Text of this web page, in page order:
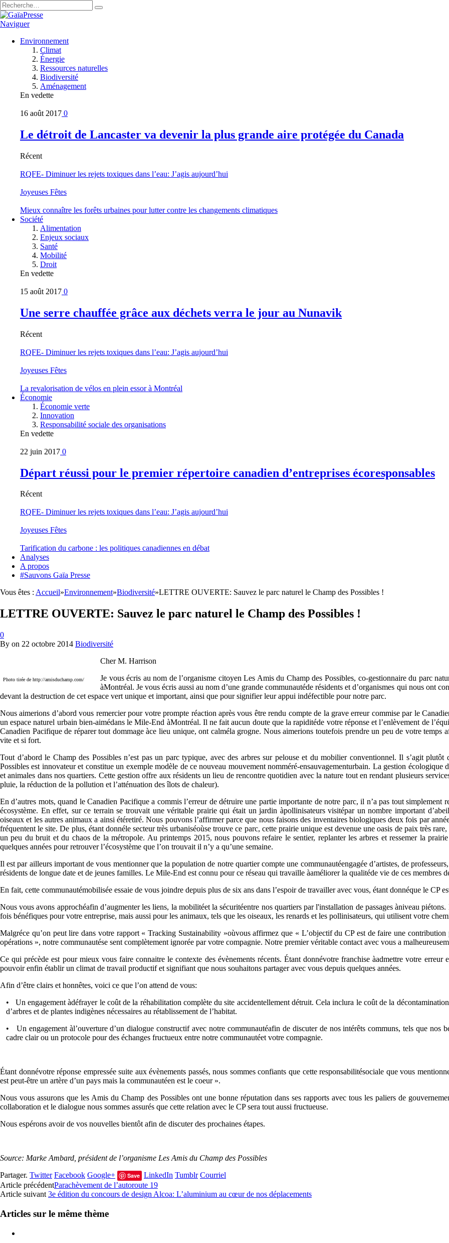
Naviguer
Environnement
Climat
Énergie
Ressources naturelles
Biodiversité
Aménagement
En vedette
16 août 2017 0
Le détroit de Lancaster va devenir la plus grande aire protégée du Canada
Récent
RQFE- Diminuer les rejets toxiques dans l’eau: J’agis aujourd’hui
Joyeuses Fêtes
Mieux connaître les forêts urbaines pour lutter contre les changements climatiques
Société
Alimentation
Enjeux sociaux
Santé
Mobilité
Droit
En vedette
15 août 2017 0
Une serre chauffée grâce aux déchets verra le jour au Nunavik
Récent
RQFE- Diminuer les rejets toxiques dans l’eau: J’agis aujourd’hui
Joyeuses Fêtes
La revalorisation de vélos en plein essor à Montréal
Économie
Économie verte
Innovation
Responsabilité sociale des organisations
En vedette
22 juin 2017 0
Départ réussi pour le premier répertoire canadien d’entreprises écoresponsables
Récent
RQFE- Diminuer les rejets toxiques dans l’eau: J’agis aujourd’hui
Joyeuses Fêtes
Tarification du carbone : les politiques canadiennes en débat
Analyses
A propos
#Sauvons Gaïa Presse
Vous êtes : Accueil»Environnement»Biodiversité»LETTRE OUVERTE: Sauvez le parc naturel le Champ des Possibles !
LETTRE OUVERTE: Sauvez le parc naturel le Champ des Possibles !
0
By on 22 octobre 2014 Biodiversité
Photo tirée de http://amisduchamp.com/
Cher M. Harrison
Je vous écris au nom de l’organisme citoyen Les Amis du Champ des Possibles, co-gestionnaire du parc
àMontréal. Je vous écris aussi au nom d’une grande communautéde résidents et d’organismes qui nous ont
devant la destruction de cet espace vert unique et important, ainsi que pour signifier leur appui indéfectible pour notre parc.
Nous aimerions d’abord vous remercier pour votre prompte réaction après vous être rendu compte de la grave erreur commise par le
un espace naturel urbain bien-aimédans le Mile-End àMontréal. Il ne fait aucun doute que la rapiditéde votre réponse et l’enlèvement de
Canadien Pacifique de réparer tout dommage àce lieu unique, ont calméla grogne. Nous aimerions toutefois prendre un peu de votre
vite et si fort.
Tout d’abord le Champ des Possibles n’est pas un parc typique, avec des arbres sur pelouse et du mobilier conventionnel. Il s’agit
Possibles est innovateur et constitue un exemple modèle de ce nouveau mouvement nomméré-ensauvagementurbain. La gestion écologique
et animales dans nos quartiers. Cette gestion offre aux résidents un lieu de rencontre quotidien avec la nature tout en rendant plusieurs
pluie, la réduction de la pollution et l’atténuation des îlots de chaleur).
En d’autres mots, quand le Canadien Pacifique a commis l’erreur de détruire une partie importante de notre parc, il n’a pas tout simplement
écosystème. En effet, sur ce terrain se trouvait une véritable prairie qui était un jardin àpollinisateurs visitépar un nombre important
oiseaux et les autres animaux a ainsi étéretiré. Nous pouvons l’affirmer parce que nous faisons des inventaires biologiques deux fois par
fréquentent le site. De plus, étant donnéle secteur très urbaniséoùse trouve ce parc, cette prairie unique est devenue une oasis de paix très
un peu du bruit et du chaos de la métropole. Au printemps 2015, nous pouvons refaire le sentier, replanter les arbres et ressemer la
quelques années pour retrouver l’écosystème que l’on trouvait il n’y a qu’une semaine.
Il est par ailleurs important de vous mentionner que la population de notre quartier compte une communautéengagée d’artistes, de
résidents de longue date et de jeunes familles. Le Mile-End est connu pour ce réseau qui travaille àaméliorer la qualitéde vie de ces membres
En fait, cette communautémobilisée essaie de vous joindre depuis plus de six ans dans l’espoir de travailler avec vous, étant donnéque le CP
Nous vous avons approchéafin d’augmenter les liens, la mobilitéet la sécuritéentre nos quartiers par l'installation de passages àniveau
fois bénéfiques pour votre entreprise, mais aussi pour les animaux, tels que les oiseaux, les renards et les pollinisateurs, qui utilisent votre
Malgréce qu’on peut lire dans votre rapport « Tracking Sustainability »oùvous affirmez que « L’objectif du CP est de faire une
opérations », notre communautése sent complètement ignorée par votre compagnie. Notre premier véritable contact avec vous a
Ce qui précède est pour mieux vous faire connaitre le contexte des évènements récents. Étant donnévotre franchise àadmettre votre
pouvoir enfin établir un climat de travail productif et signifiant que nous souhaitons partager avec vous depuis quelques années.
Afin d’être clairs et honnêtes, voici ce que l’on attend de vous:
• Un engagement àdéfrayer le coût de la réhabilitation complète du site accidentellement détruit. Cela inclura le coût de la
d’arbres et de plantes indigènes nécessaires au rétablissement de l’habitat.
• Un engagement àl’ouverture d’un dialogue constructif avec notre communautéafin de discuter de nos intérêts communs, tels que nos
cadre clair ou un protocole pour des échanges fructueux entre notre communautéet votre compagnie.
Étant donnévotre réponse empressée suite aux évènements passés, nous sommes confiants que cette responsabilitésociale que vous
est peut-être un artère d’un pays mais la communautéen est le coeur ».
Nous vous assurons que les Amis du Champ des Possibles ont une bonne réputation dans ses rapports avec tous les paliers de
collaboration et le dialogue nous sommes assurés que cette relation avec le CP sera tout aussi fructueuse.
Nous espérons avoir de vos nouvelles bientôt afin de discuter des prochaines étapes.
Source: Marke Ambard, président de l’organisme Les Amis du Champ des Possibles
Partager. Twitter Facebook Google+ Save LinkedIn Tumblr Courriel
Article précédentParachèvement de l’autoroute 19
Article suivant 3e édition du concours de design Alcoa: L’aluminium au cœur de nos déplacements
Articles sur le même thème